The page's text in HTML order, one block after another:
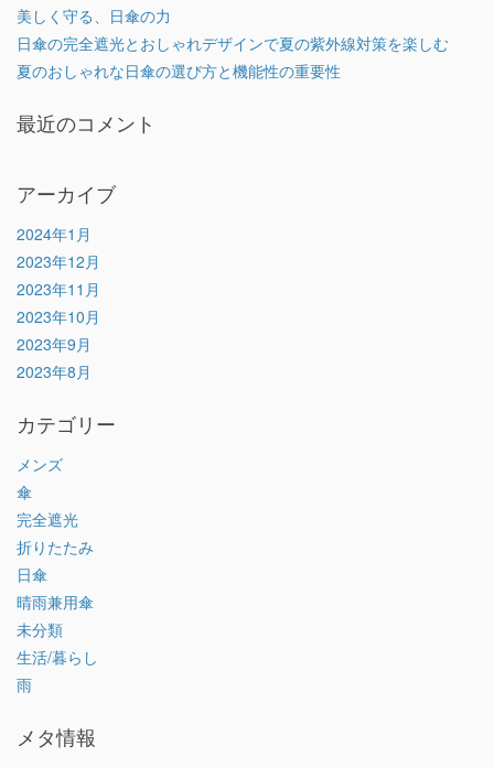
美しく守る、日傘の力
日傘の完全遮光とおしゃれデザインで夏の紫外線対策を楽しむ
夏のおしゃれな日傘の選び方と機能性の重要性
最近のコメント
アーカイブ
2024年1月
2023年12月
2023年11月
2023年10月
2023年9月
2023年8月
カテゴリー
メンズ
傘
完全遮光
折りたたみ
日傘
晴雨兼用傘
未分類
生活/暮らし
雨
メタ情報